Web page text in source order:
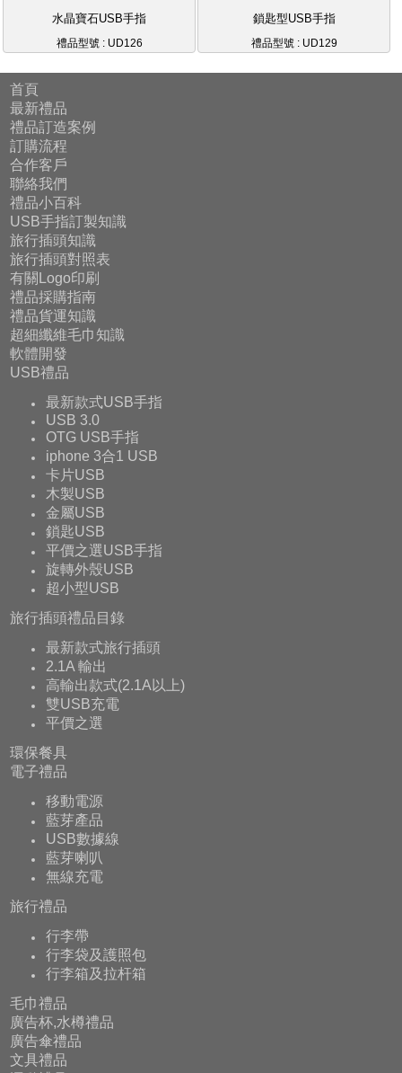
水晶寶石USB手指
禮品型號 : UD126
鎖匙型USB手指
禮品型號 : UD129
首頁
最新禮品
禮品訂造案例
訂購流程
合作客戶
聯絡我們
禮品小百科
USB手指訂製知識
旅行插頭知識
旅行插頭對照表
有關Logo印刷
禮品採購指南
禮品貨運知識
超細纖維毛巾知識
軟體開發
USB禮品
最新款式USB手指
USB 3.0
OTG USB手指
iphone 3合1 USB
卡片USB
木製USB
金屬USB
鎖匙USB
平價之選USB手指
旋轉外殼USB
超小型USB
旅行插頭禮品目錄
最新款式旅行插頭
2.1A 輸出
高輸出款式(2.1A以上)
雙USB充電
平價之選
環保餐具
電子禮品
移動電源
藍芽產品
USB數據線
藍芽喇叭
無線充電
旅行禮品
行李帶
行李袋及護照包
行李箱及拉杆箱
毛巾禮品
廣告杯,水樽禮品
廣告傘禮品
文具禮品